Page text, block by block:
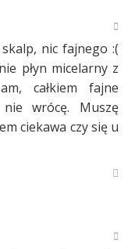
nic fajnego :(
płyn micelarny z
całkiem fajne
wrócę. Muszę
ciekawa czy się u